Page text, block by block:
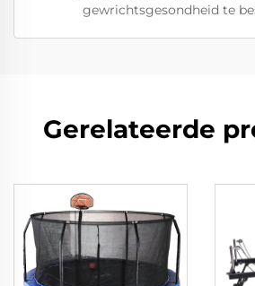
gewrichtsgesondheid te
Gerelateerde